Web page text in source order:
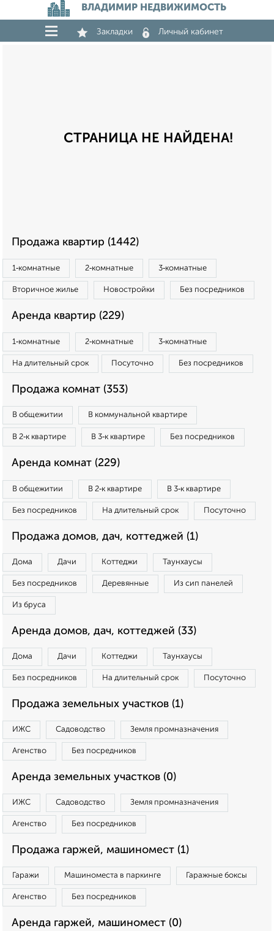
ВЛАДИМИР НЕДВИЖИМОСТЬ
Закладки Личный кабинет
СТРАНИЦА НЕ НАЙДЕНА!
Продажа квартир (1442)
1‑комнатные 2‑комнатные 3‑комнатные
Вторичное жилье Новостройки Без посредников
Аренда квартир (229)
1‑комнатные 2‑комнатные 3‑комнатные
На длительный срок Посуточно Без посредников
Продажа комнат (353)
В общежитии В коммунальной квартире
В 2‑к квартире В 3‑к квартире Без посредников
Аренда комнат (229)
В общежитии В 2‑к квартире В 3‑к квартире
Без посредников На длительный срок Посуточно
Продажа домов, дач, коттеджей (1)
Дома Дачи Коттеджи Таунхаусы
Без посредников Деревянные Из сип панелей
Из бруса
Аренда домов, дач, коттеджей (33)
Дома Дачи Коттеджи Таунхаусы
Без посредников На длительный срок Посуточно
Продажа земельных участков (1)
ИЖС Садоводство Земля промназначения
Агенство Без посредников
Аренда земельных участков (0)
ИЖС Садоводство Земля промназначения
Агенство Без посредников
Продажа гаржей, машиномест (1)
Гаражи Машиноместа в паркинге Гаражные боксы
Агенство Без посредников
Аренда гаржей, машиномест (0)